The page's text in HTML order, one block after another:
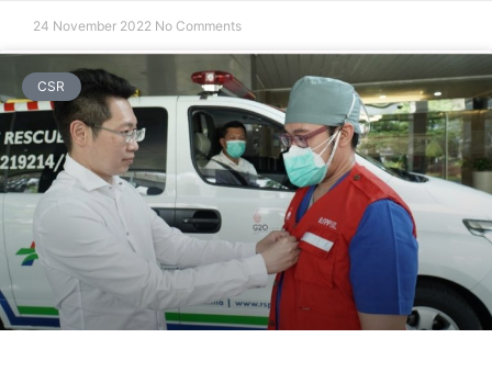
24 November 2022 No Comments
CSR